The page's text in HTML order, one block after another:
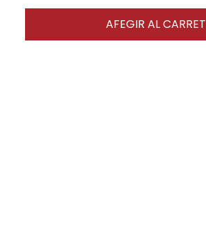
AFEGIR AL CARRET